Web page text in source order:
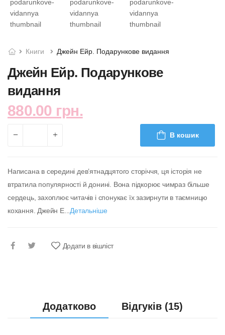
Книги Джейн Ейр. Подарункове видання
Джейн Ейр. Подарункове
видання
880.00 грн.
В кошик
Написана в середині дев’ятнадцятого сторіччя, ця історія не
втратила популярності й донині. Вона підкорює чимраз більше
сердець, захоплює читачів і спонукає їх зазирнути в таємницю
кохання. Джейн Е... Детальніше
Додати в вішліст
Додатково Відгуків (15)